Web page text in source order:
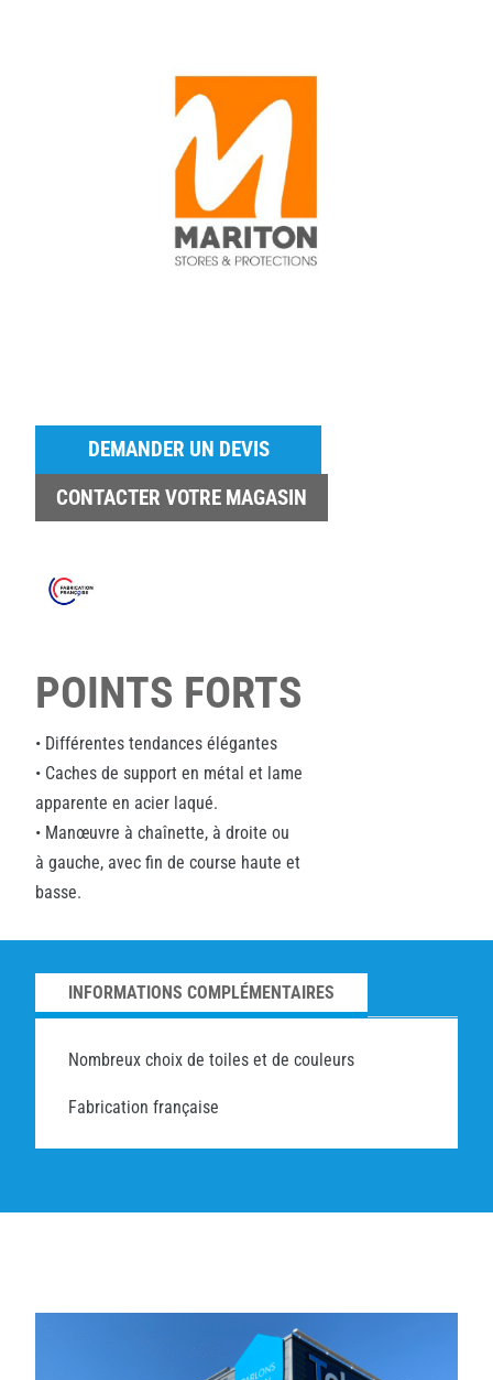
DEMANDER UN DEVIS
CONTACTER VOTRE MAGASIN
POINTS FORTS
• Différentes tendances élégantes
• Caches de support en métal et lame
apparente en acier laqué.
• Manœuvre à chaînette, à droite ou
à gauche, avec fin de course haute et
basse.
INFORMATIONS COMPLÉMENTAIRES
Nombreux choix de toiles et de couleurs
Fabrication française